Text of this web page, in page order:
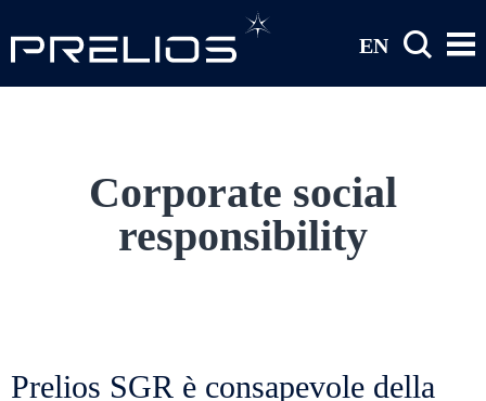
EN
Corporate social
responsibility
Prelios SGR è consapevole della